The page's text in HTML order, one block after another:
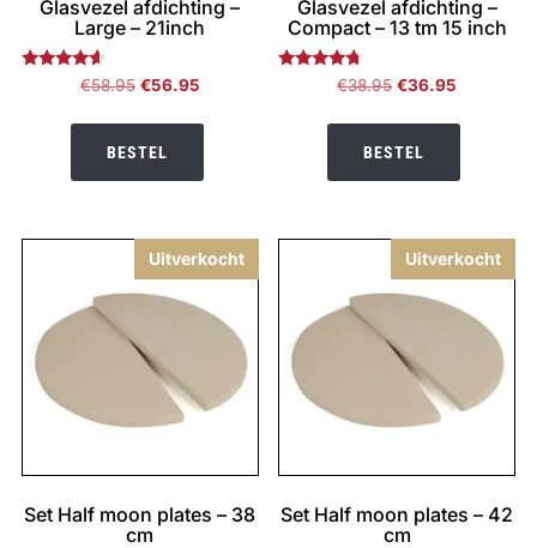
Glasvezel afdichting –
Large – 21inch
Gewaardeerd
€58.95 Oorspronkelijke
€58.95.
€56.95Huidige
BESTEL
Glasvezel afdichting –
Compact – 13 tm 15 inch
Gewaardeerd
€38.95 Oorspronkelijke
€38.95.
€36.95
BESTEL
Uitverkocht
Set Half moon plates – 38
cm
Uitverkocht
Set Half moon plates – 42
cm